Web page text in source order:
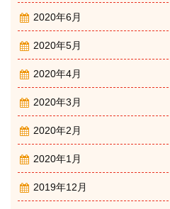
2020年6月
2020年5月
2020年4月
2020年3月
2020年2月
2020年1月
2019年12月